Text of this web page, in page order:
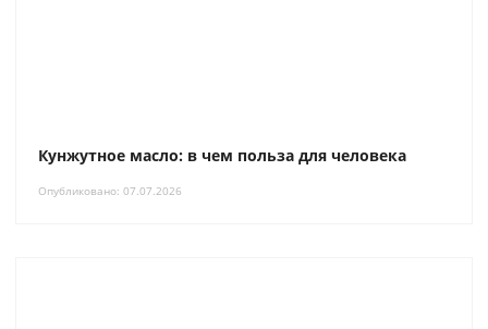
Кунжутное масло: в чем польза для человека
Опубликовано: 07.07.2026